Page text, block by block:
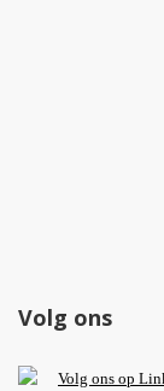
Volg ons
Volg ons op L